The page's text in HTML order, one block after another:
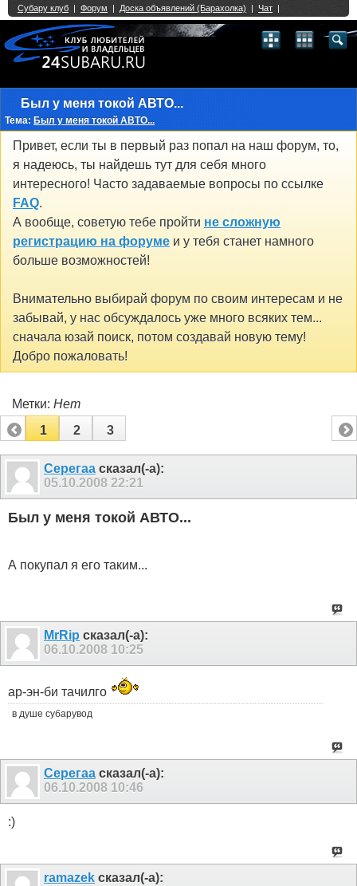
Был у меня токой АВТО...
Тема: Был у меня токой АВТО...
Привет, если ты в первый раз попал на наш форум, то,
я надеюсь, ты найдешь тут для себя много
интересного! Часто задаваемые вопросы по ссылке
FAQ.
А вообще, советую тебе пройти не сложную
регистрацию на форуме и у тебя станет намного
больше возможностей!
Внимательно выбирай форум по своим интересам и не
забывай, у нас обсуждалось уже много всяких тем...
сначала юзай поиск, потом создавай новую тему!
Добро пожаловать!
Метки: Нет
1
2 3
Серегаа сказал(-а):
05.10.2008 22:21
Был у меня токой АВТО...
А покупал я его таким...
MrRip сказал(-а):
06.10.2008 10:25
ар-эн-би тачилго
в душе субарувод
Серегаа сказал(-а):
06.10.2008 10:46
:)
ramazek сказал(-а):
Single Sign On provided byvBSSO
2 3 4 5 6 7 8 9 10 11 12 13 14 15 16 17 18 21 22 23 24 25 26
27 28 29 30 31 32 33 40 41 42 43